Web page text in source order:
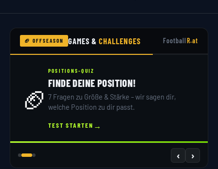
🏈 OFFSEASON GAMES &CHALLENGES FootballR.at
🏈
POSITIONS-QUIZ
FINDE DEINE POSITION!
7 Fragen zu Größe & Stärke – wir sagen dir,
welche Position zu dir passt.
TEST STARTEN →
‹ ›